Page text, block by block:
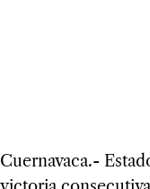
Cuernavaca.-